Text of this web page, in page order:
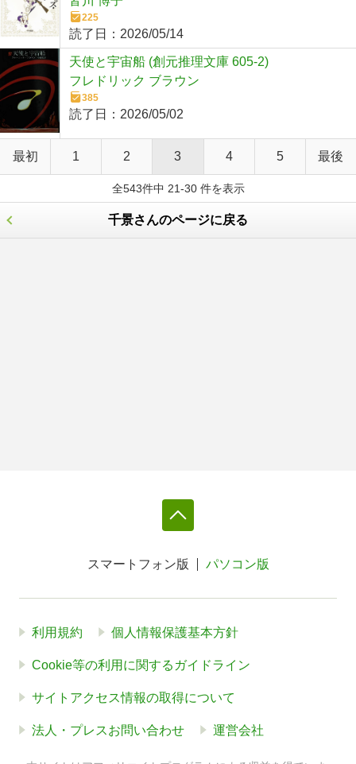
225
読了日： 2026/05/14
天使と宇宙船 (創元推理文庫 605-2)
フレドリック ブラウン
385
読了日： 2026/05/02
最初 1 2 3 4 5 最後
全543件中 21-30 件を表示
千景さんのページに戻る
スマートフォン版 パソコン版
利用規約 個人情報保護基本方針
Cookie等の利用に関するガイドライン
サイトアクセス情報の取得について
法人・プレスお問い合わせ 運営会社